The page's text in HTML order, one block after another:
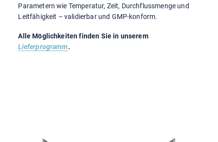
Parametern wie Temperatur, Zeit, Durchflussmenge und
Leitfähigkeit – validierbar und GMP-konform.
Alle Möglichkeiten finden Sie in unserem
Lieferprogramm.